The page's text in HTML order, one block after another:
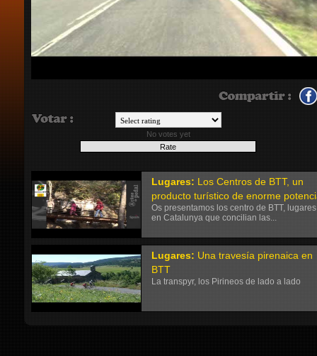
No votes yet
Lugares: Los Centros de BTT, un
producto turístico de enorme
Os presentamos los centro de BTT, lugares
en Catalunya que concilian las...
Lugares: Una travesía pirenaica en
BTT
La transpyr, los Pirineos de lado a lado